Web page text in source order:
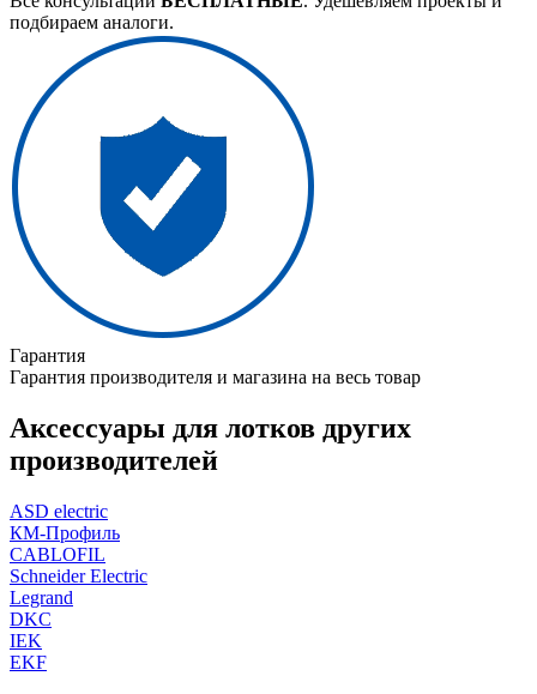
подбираем аналоги.
Гарантия
Гарантия производителя и магазина на весь товар
Аксессуары для лотков других
производителей
ASD electric
КМ-Профиль
CABLOFIL
Schneider Electric
Legrand
DKC
IEK
EKF